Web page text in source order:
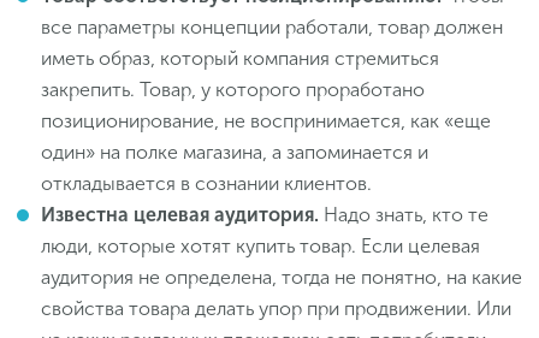
все параметры концепции работали, товар должен
иметь образ, который компания стремиться
закрепить. Товар, у которого проработано
позиционирование, не воспринимается, как «еще
один» на полке магазина, а запоминается и
откладывается в сознании клиентов.
Известна целевая аудитория. Надо знать, кто те
люди, которые хотят купить товар. Если целевая
аудитория не определена, тогда не понятно, на какие
свойства товара делать упор при продвижении. Или